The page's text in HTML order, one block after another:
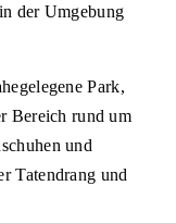
der Umgebung
Park,
Bereich rund um
und
Tatendrang und